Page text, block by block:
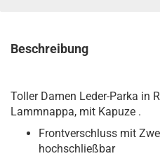
Beschreibung
Toller Damen Leder-Parka in
Lammnappa, mit Kapuze .
Frontverschluss mit
hochschließbar